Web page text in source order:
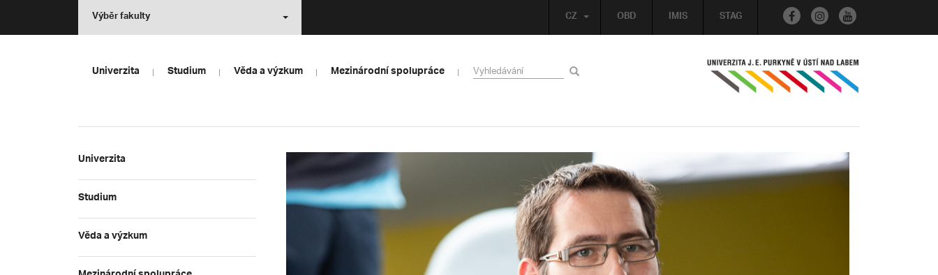
OBD IMIS STAG
CZ
Výběr fakulty
Univerzita Studium Věda a výzkum Mezinárodní spolupráce
Univerzita
Studium
Věda a výzkum